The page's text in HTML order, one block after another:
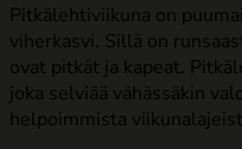
Pitkälehtiviikuna on
viherkasvi. Sillä on
ovat pitkät ja kapeat.
joka selviää vähässäkin
helpoimmista